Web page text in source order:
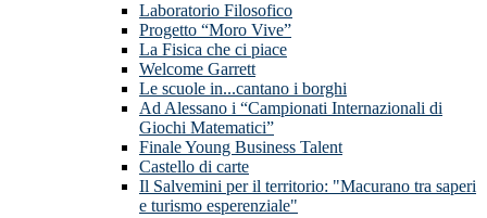
Laboratorio Filosofico
Progetto “Moro Vive”
La Fisica che ci piace
Welcome Garrett
Le scuole in...cantano i borghi
Ad Alessano i “Campionati Internazionali di
Giochi Matematici”
Finale Young Business Talent
Castello di carte
Il Salvemini per il territorio: "Macurano tra saperi
e turismo esperenziale"